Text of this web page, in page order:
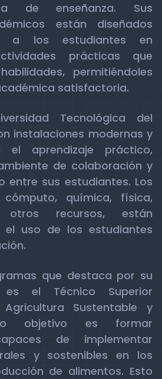
de enseñanza. Sus
están diseñados
a los estudiantes en
prácticas que
permitiéndoles
satisfactoria.
Tecnológica del
instalaciones modernas y
el aprendizaje práctico,
de colaboración y
entre sus estudiantes. Los
química, física,
recursos, están
el uso de los estudiantes
que destaca por su
el Técnico Superior
Sustentable y
objetivo es formar
de implementar
y sostenibles en los
de alimentos. Esto